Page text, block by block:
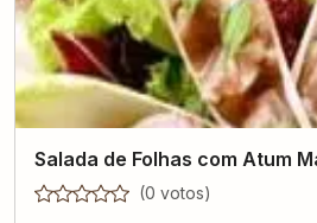
Salada de Folhas com Atum
(0 votos)